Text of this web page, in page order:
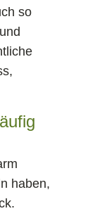
so
haben,